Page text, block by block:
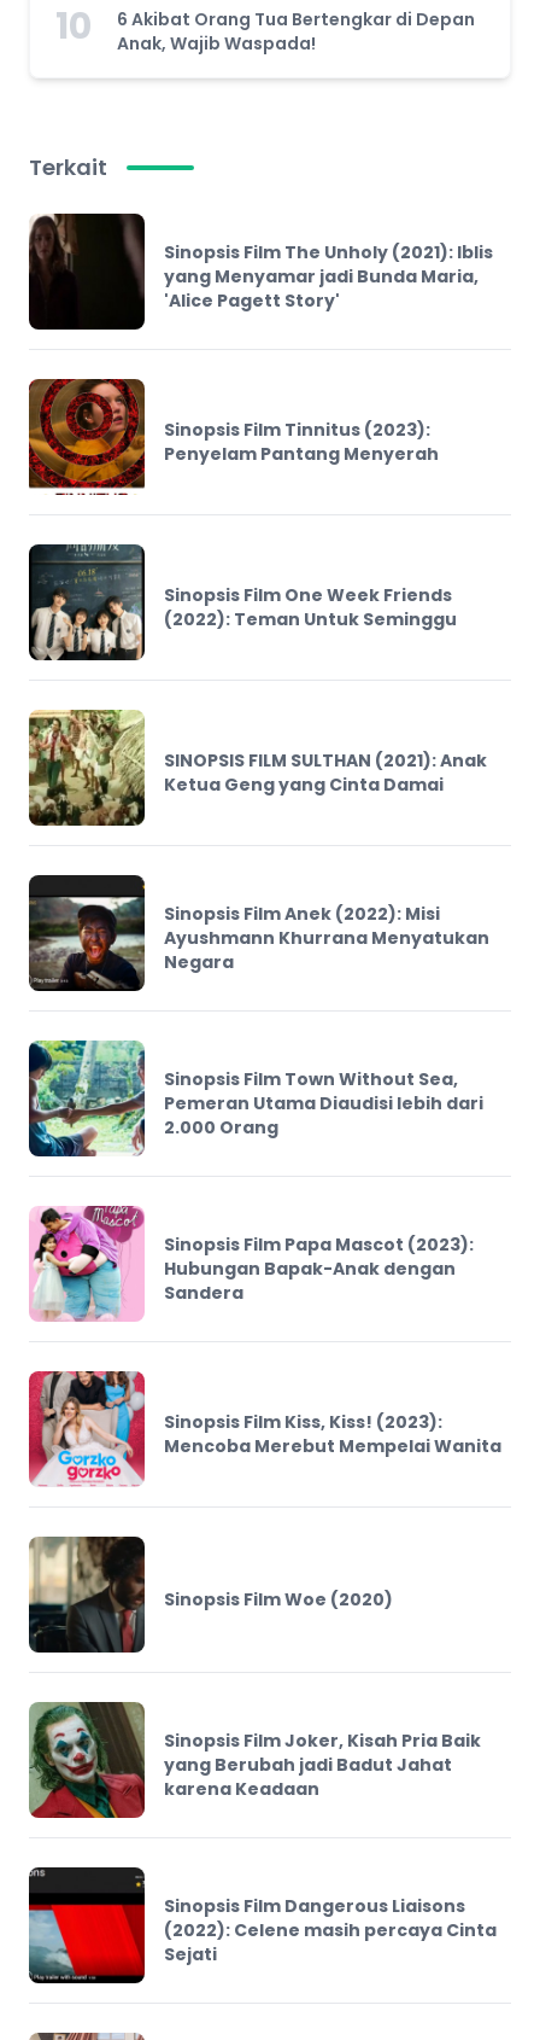
10
6 Akibat Orang Tua Bertengkar di Depan
Anak, Wajib Waspada!
Terkait
Sinopsis Film The Unholy (2021): Iblis
yang Menyamar jadi Bunda Maria,
'Alice Pagett Story'
Sinopsis Film Tinnitus (2023):
Penyelam Pantang Menyerah
Sinopsis Film One Week Friends
(2022): Teman Untuk Seminggu
SINOPSIS FILM SULTHAN (2021): Anak
Ketua Geng yang Cinta Damai
Sinopsis Film Anek (2022): Misi
Ayushmann Khurrana Menyatukan
Negara
Sinopsis Film Town Without Sea,
Pemeran Utama Diaudisi lebih dari
2.000 Orang
Sinopsis Film Papa Mascot (2023):
Hubungan Bapak-Anak dengan
Sandera
Sinopsis Film Kiss, Kiss! (2023):
Mencoba Merebut Mempelai Wanita
Sinopsis Film Woe (2020)
Sinopsis Film Joker, Kisah Pria Baik
yang Berubah jadi Badut Jahat
karena Keadaan
Sinopsis Film Dangerous Liaisons
(2022): Celene masih percaya Cinta
Sejati